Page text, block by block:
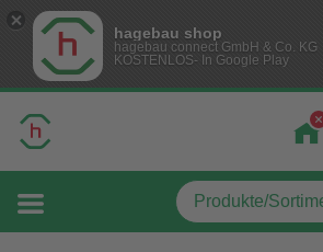
hagebau shop
hagebau connect GmbH & Co. KG
KOSTENLOS- In Google Play